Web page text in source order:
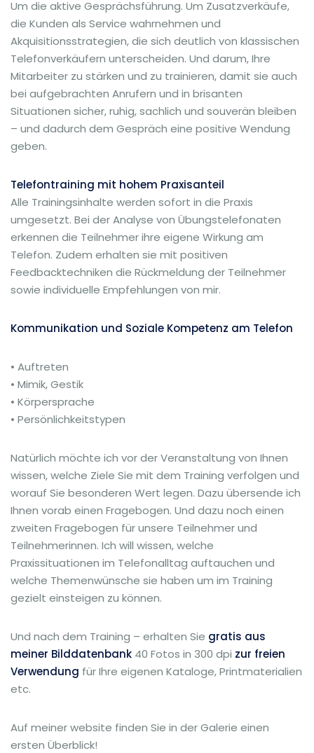
Um die aktive Gesprächsführung. Um Zusatzverkäufe,
die Kunden als Service wahrnehmen und
Akquisitionsstrategien, die sich deutlich von klassischen
Telefonverkäufern unterscheiden. Und darum, Ihre
Mitarbeiter zu stärken und zu trainieren, damit sie auch
bei aufgebrachten Anrufern und in brisanten
Situationen sicher, ruhig, sachlich und souverän bleiben
– und dadurch dem Gespräch eine positive Wendung
geben.
Telefontraining mit hohem Praxisanteil
Alle Trainingsinhalte werden sofort in die Praxis
umgesetzt. Bei der Analyse von Übungstelefonaten
erkennen die Teilnehmer ihre eigene Wirkung am
Telefon. Zudem erhalten sie mit positiven
Feedbacktechniken die Rückmeldung der Teilnehmer
sowie individuelle Empfehlungen von mir.
Kommunikation und Soziale Kompetenz am Telefon
• Auftreten
• Mimik, Gestik
• Körpersprache
• Persönlichkeitstypen
Natürlich möchte ich vor der Veranstaltung von Ihnen
wissen, welche Ziele Sie mit dem Training verfolgen und
worauf Sie besonderen Wert legen. Dazu übersende ich
Ihnen vorab einen Fragebogen. Und dazu noch einen
zweiten Fragebogen für unsere Teilnehmer und
Teilnehmerinnen. Ich will wissen, welche
Praxissituationen im Telefonalltag auftauchen und
welche Themenwünsche sie haben um im Training
gezielt einsteigen zu können.
Und nach dem Training – erhalten Sie gratis aus
meiner Bilddatenbank 40 Fotos in 300 dpi zur freien
Verwendung für Ihre eigenen Kataloge, Printmaterialien
etc.
Auf meiner website finden Sie in der Galerie einen
ersten Überblick!